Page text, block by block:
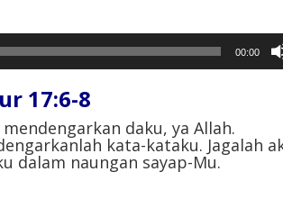
00:00
17:6-8
daku, ya Allah.
kata-kataku. Jagalah
dalam naungan sayap-Mu.